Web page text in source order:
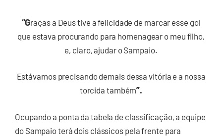
“Graças a Deus tive a felicidade de marcar esse gol
que estava procurando para homenagear o meu filho,
e, claro, ajudar o Sampaio.
Estávamos precisando demais dessa vitória e a nossa
torcida também”.
Ocupando a ponta da tabela de classificação, a equipe
do Sampaio terá dois clássicos pela frente para